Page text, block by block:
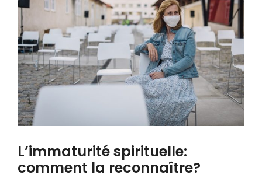
L’immaturité spirituelle:
comment la reconnaître?